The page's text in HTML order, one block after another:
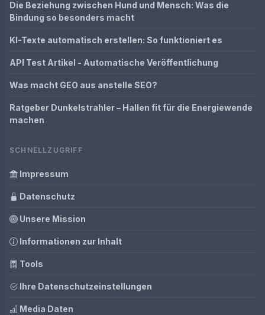
Die Beziehung zwischen Hund und Mensch: Was die
Bindung so besonders macht
KI-Texte automatisch erstellen: So funktioniert es
API Test Artikel - Automatische Veröffentlichung
Was macht GEO aus anstelle SEO?
Ratgeber Dunkelstrahler – Hallen fit für die Energiewende
machen
SCHNELLZUGRIFF
Impressum
Datenschutz
Unsere Mission
Informationen zur Inhalt
Tools
Ihre Datenschutzeinstellungen
Media Daten